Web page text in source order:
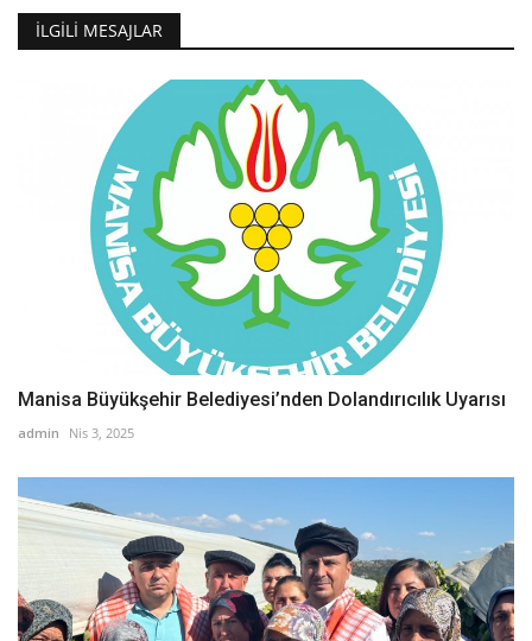
İLGILI MESAJLAR
Manisa Büyükşehir Belediyesi’nden Dolandırıcılık Uyarısı
admin Nis 3, 2025